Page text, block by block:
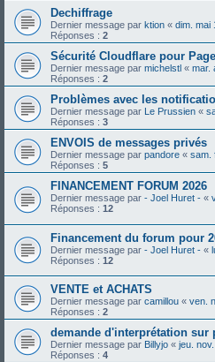
Dechiffrage
Dernier message par ktion « dim. mai
Réponses : 2
Sécurité Cloudflare pour
Dernier message par michelstl « mar.
Réponses : 2
Problèmes avec les
Dernier message par Le Prussien «
Réponses : 3
ENVOIS de messages privés
Dernier message par pandore « sam.
Réponses : 5
FINANCEMENT FORUM 2026
Dernier message par - Joel Huret - «
Réponses : 12
Financement du forum pour
Dernier message par - Joel Huret - «
Réponses : 12
VENTE et ACHATS
Dernier message par camillou « ven.
Réponses : 2
demande d'interprétation sur
Dernier message par Billyjo « jeu.
Réponses : 4